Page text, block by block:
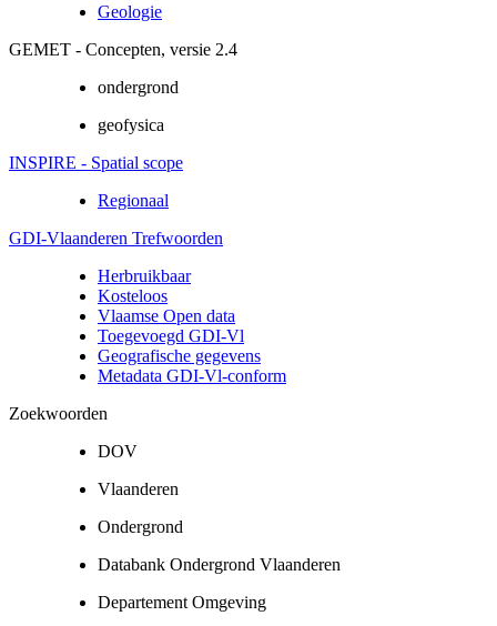
Geologie
GEMET - Concepten, versie 2.4
ondergrond
geofysica
INSPIRE - Spatial scope
Regionaal
GDI-Vlaanderen Trefwoorden
Herbruikbaar
Kosteloos
Vlaamse Open data
Toegevoegd GDI-Vl
Geografische gegevens
Metadata GDI-Vl-conform
Zoekwoorden
DOV
Vlaanderen
Ondergrond
Databank Ondergrond Vlaanderen
Departement Omgeving